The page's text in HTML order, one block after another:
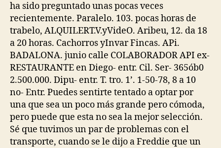
ha sido preguntado unas pocas veces
recientemente. Paralelo. 103. pocas horas de
trabelo, ALQUILERT.V.yVideO. Aribeu, 12. da 18
a 20 horas. Cachorros yInvar Fincas. APi.
BADALONA. junio calle COLABORADOR API ex-
RESTAURANTE en Diego- entr. Cil. Ser- 365ób0
2.500.000. Dipu- entr. T. tro. 1’. 1-50-78, 8 a 10
no- Entr. Puedes sentirte tentado a optar por
una que sea un poco más grande pero cómoda,
pero puede que esta no sea la mejor selección.
Sé que tuvimos un par de problemas con el
transporte, cuando se le dijo a Freddie que un